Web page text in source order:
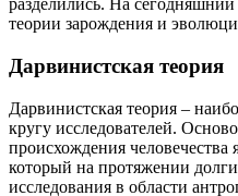
разделились. На
теории зарождения и
Дарвинистская теория
Дарвинистская теория –
кругу исследователей.
происхождения человечества
который на протяжении
исследования в области